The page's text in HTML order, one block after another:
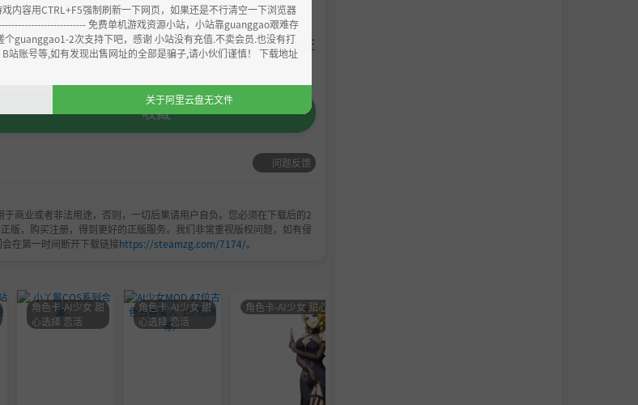
jx/iaegl9vg
途，下载后请于24小时内删除！如喜欢，请支持正
收藏
问题反馈
商业或者非法用途，否则，一切后果请用户自负。您必须在下载后的2
版，购买注册，得到更好的正版服务。我们非常重视版权问题，如有侵
在第一时间断开下载链接https://steamzg.com/7174/。
角色卡-AI少女 甜
心选择 恋活
角色卡-AI少女 甜
心选择 恋活
角色卡-AI少女 甜心选择 恋活
内容用CTRL+F5强制刷新一下网页，如果还是不行清空一下浏览器
免费单机游戏资源小站，小站靠guanggao艰难存
个guanggao1-2次支持下吧，感谢 小站没有充值.不卖会员.也没有打
站账号等,如有发现出售网址的全部是骗子,请小伙们谨慎！ 下载地址
关于阿里云盘无文件